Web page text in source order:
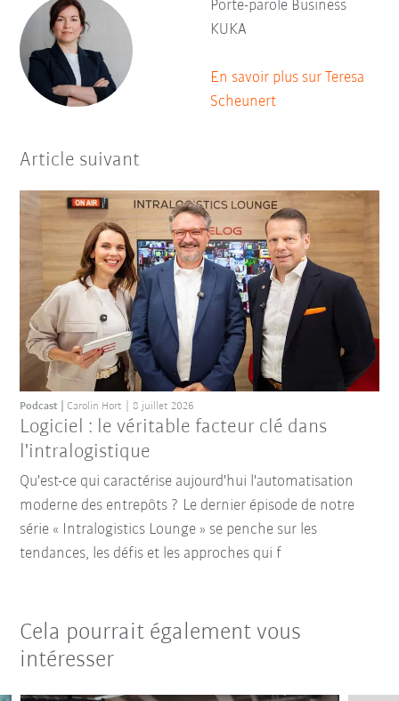
Porte-parole Business
KUKA
En savoir plus sur Teresa
Scheunert
Article suivant
Logiciel : le véritable facteur clé dans
l'intralogistique
Podcast Carolin Hort 8 juillet 2026
Qu'est-ce qui caractérise aujourd'hui l'automatisation
moderne des entrepôts ? Le dernier épisode de notre
série « Intralogistics Lounge » se penche sur les
tendances, les défis et les approches qui f
Cela pourrait également vous
intéresser